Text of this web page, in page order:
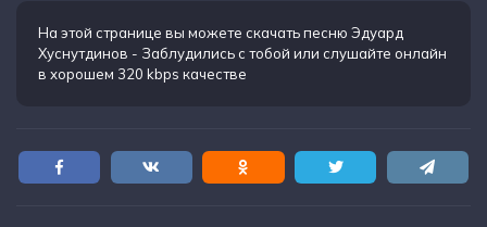
На этой странице вы можете скачать песню Эдуард
Хуснутдинов - Заблудились с тобой или слушайте онлайн
в хорошем 320 kbps качестве